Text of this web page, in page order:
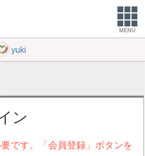
MENU
yuki
ン
です。「会員登録」ボタンを